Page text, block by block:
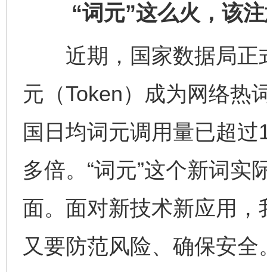
“词元”这么火，该注
近期，国家数据局正
元（Token）成为网络热
国日均词元调用量已超
多倍。“词元”这个新词
面。面对新技术新应用
又要防范风险、确保安全